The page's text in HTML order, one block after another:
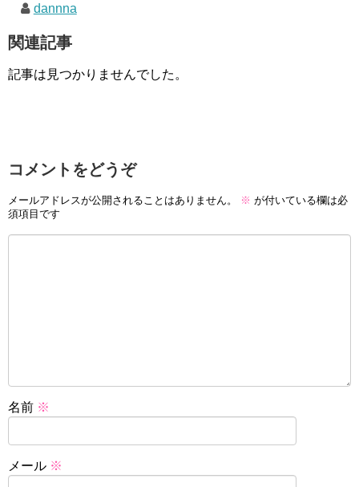
dannna
関連記事
記事は見つかりませんでした。
コメントをどうぞ
メールアドレスが公開されることはありません。 ※ が付いている欄は必
須項目です
名前 ※
メール ※